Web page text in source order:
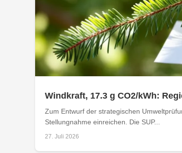
Windkraft, 17.3 g CO2/kWh:
Zum Entwurf der strategischen
Stellungnahme einreichen. Die SUP...
27. Juli 2026